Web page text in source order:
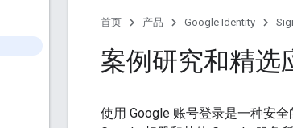
首页 产品 Google Identity
案例研究和精选
使用 Google 账号登录是一种安